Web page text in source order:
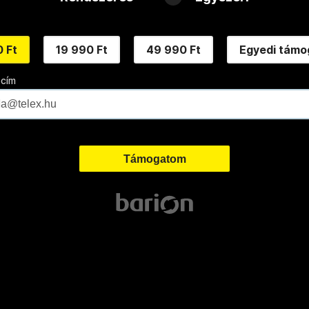
Ft 19 990 Ft 49 990 Ft Egyedi